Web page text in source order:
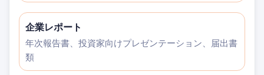
企業レポート
年次報告書、投資家向けプレゼンテーション、届出書
類